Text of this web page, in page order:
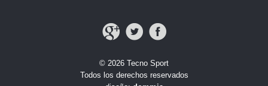
© 2026 Tecno Sport
Todos los derechos reservados